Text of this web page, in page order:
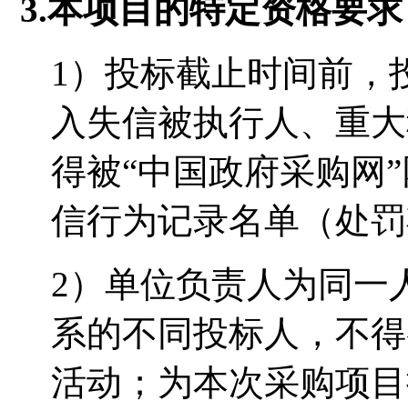
3.本项目的特定资格要
1 ） 投标截止时间前，
入失信被执行人、重
得被“中国政府采购网
信行为记录名单 （处
2）单位负责人为同一
系的不同投标人，不
活动；为本次采购项